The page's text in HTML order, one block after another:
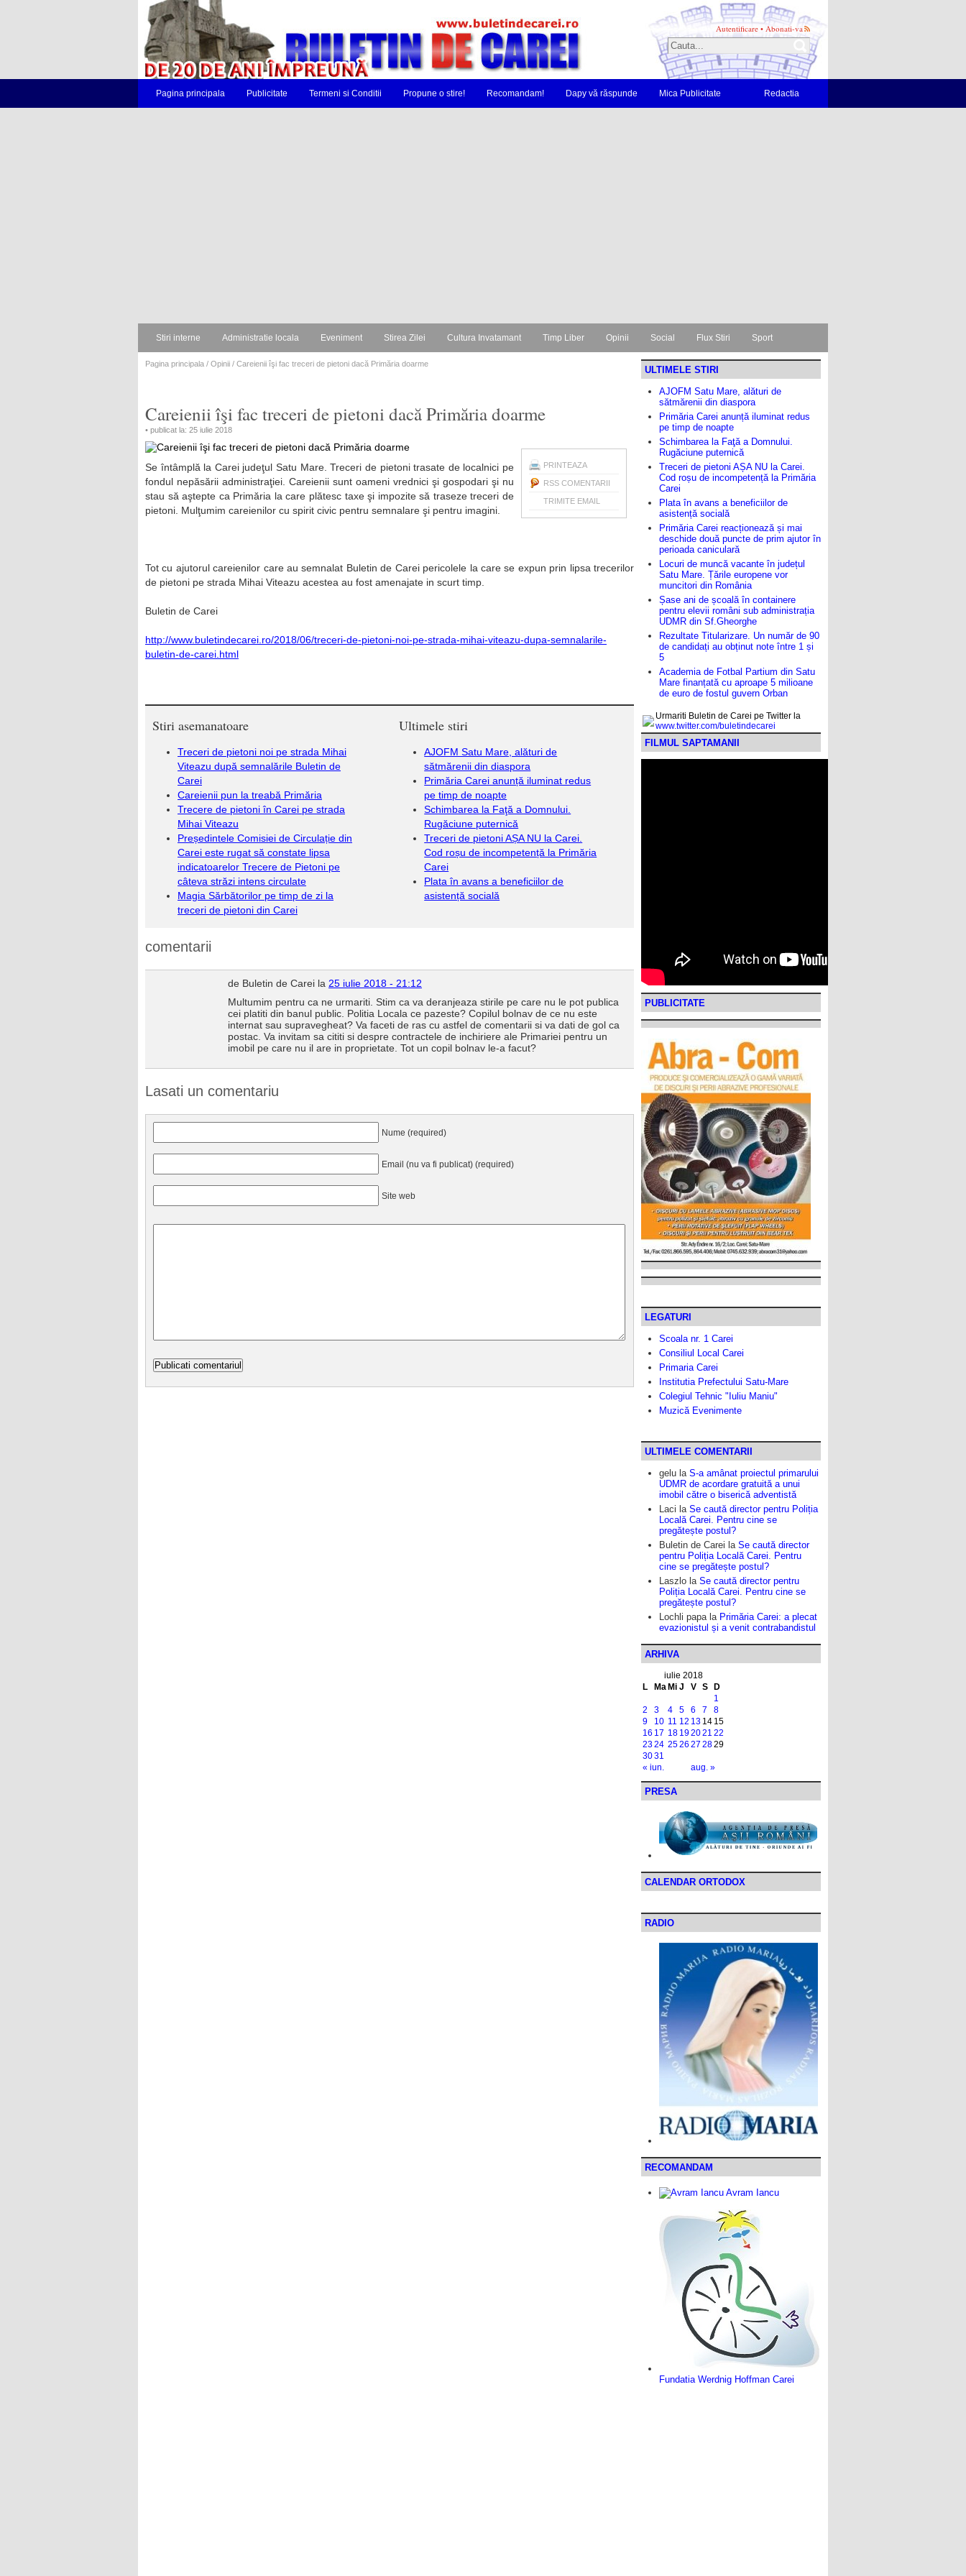
Autentificare • Abonati-va
Pagina principala Publicitate Termeni si Conditii Propune o stire! Recomandam! Dapy vă răspunde Mica Publicitate Redactia
Stiri interne Administratie locala Eveniment Stirea Zilei Cultura Invatamant Timp Liber Opinii Social Flux Stiri Sport
Pagina principala / Opinii / Careienii îşi fac treceri de pietoni dacă Primăria doarme
Careienii îşi fac treceri de pietoni dacă Primăria doarme
• publicat la: 25 iulie 2018
PRINTEAZA
RSS COMENTARII
TRIMITE EMAIL
Se întâmplă la Carei judeţul Satu Mare. Treceri de pietoni trasate de localnici pe
fondul nepăsării administraţiei. Careienii sunt oameni vrednici şi gospodari şi nu
stau să aştepte ca Primăria la care plătesc taxe şi impozite să traseze treceri de
pietoni. Mulţumim careienilor cu spirit civic pentru semnalare şi pentru imagini.
Tot cu ajutorul careienilor care au semnalat Buletin de Carei pericolele la care se expun prin lipsa trecerilor
de pietoni pe strada Mihai Viteazu acestea au fost amenajate in scurt timp.
Buletin de Carei
http://www.buletindecarei.ro/2018/06/treceri-de-pietoni-noi-pe-strada-mihai-viteazu-dupa-semnalarile-
buletin-de-carei.html
Stiri asemanatoare
Treceri de pietoni noi pe strada Mihai
Viteazu după semnalările Buletin de
Carei
Careienii pun la treabă Primăria
Trecere de pietoni în Carei pe strada
Mihai Viteazu
Președintele Comisiei de Circulație din
Carei este rugat să constate lipsa
indicatoarelor Trecere de Pietoni pe
câteva străzi intens circulate
Magia Sărbătorilor pe timp de zi la
treceri de pietoni din Carei
Ultimele stiri
AJOFM Satu Mare, alături de
sătmărenii din diaspora
Primăria Carei anunță iluminat redus
pe timp de noapte
Schimbarea la Faţă a Domnului.
Rugăciune puternică
Treceri de pietoni AȘA NU la Carei.
Cod roșu de incompetență la Primăria
Carei
Plata în avans a beneficiilor de
asistență socială
comentarii
de Buletin de Carei la 25 iulie 2018 - 21:12
Multumim pentru ca ne urmariti. Stim ca va deranjeaza stirile pe care nu le pot publica
cei platiti din banul public. Politia Locala ce pazeste? Copilul bolnav de ce nu este
internat sau supravegheat? Va faceti de ras cu astfel de comentarii si va dati de gol ca
postac. Va invitam sa cititi si despre contractele de inchiriere ale Primariei pentru un
imobil pe care nu il are in proprietate. Tot un copil bolnav le-a facut?
Lasati un comentariu
Nume (required)
Email (nu va fi publicat) (required)
Site web
ULTIMELE STIRI
AJOFM Satu Mare, alături de
sătmărenii din diaspora
Primăria Carei anunță iluminat redus
pe timp de noapte
Schimbarea la Faţă a Domnului.
Rugăciune puternică
Treceri de pietoni AȘA NU la Carei.
Cod roșu de incompetență la Primăria
Carei
Plata în avans a beneficiilor de
asistență socială
Primăria Carei reacționează și mai
deschide două puncte de prim ajutor în
perioada caniculară
Locuri de muncă vacante în județul
Satu Mare. Țările europene vor
muncitori din România
Șase ani de școală în containere
pentru elevii români sub administrația
UDMR din Sf.Gheorghe
Rezultate Titularizare. Un număr de 90
de candidați au obținut note între 1 și
5
Academia de Fotbal Partium din Satu
Mare finanțată cu aproape 5 milioane
de euro de fostul guvern Orban
Urmariti Buletin de Carei pe Twitter la
www.twitter.com/buletindecarei
FILMUL SAPTAMANII
PUBLICITATE
LEGATURI
Scoala nr. 1 Carei
Consiliul Local Carei
Primaria Carei
Institutia Prefectului Satu-Mare
Colegiul Tehnic "Iuliu Maniu"
Muzică Evenimente
ULTIMELE COMENTARII
gelu la S-a amânat proiectul primarului
UDMR de acordare gratuită a unui
imobil către o biserică adventistă
Laci la Se caută director pentru Poliția
Locală Carei. Pentru cine se
pregătește postul?
Buletin de Carei la Se caută director
pentru Poliția Locală Carei. Pentru
cine se pregătește postul?
Laszlo la Se caută director pentru
Poliția Locală Carei. Pentru cine se
pregătește postul?
Lochli papala Primăria Carei: a plecat
evazionistul și a venit contrabandistul
ARHIVA
iulie 2018
L
Ma Mi J V S D
« iun. aug. »
1
2
3 4 5 6 7
8
9
10 11 12 13 14 15
16 17 18 192021 22
2324 2526 27 2829
3031
PRESA
CALENDAR ORTODOX
RADIO
RECOMANDAM
Avram Iancu
Fundatia Werdnig Hoffman Carei